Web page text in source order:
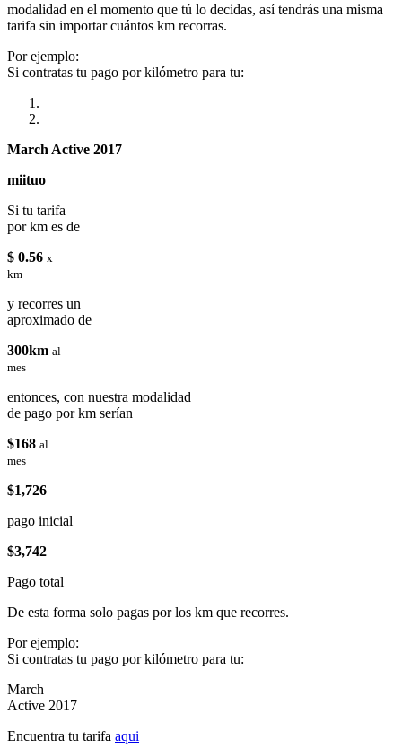
modalidad en el momento que tú lo decidas, así tendrás una misma
tarifa sin importar cuántos km recorras.
Por ejemplo:
Si contratas tu pago por kilómetro para tu:
March Active 2017
miituo
Si tu tarifa
por km es de
$ 0.56 x
km
y recorres un
aproximado de
300km al
mes
entonces, con nuestra modalidad
de pago por km serían
$168 al
mes
$1,726
pago inicial
$3,742
Pago total
De esta forma solo pagas por los km que recorres.
Por ejemplo:
Si contratas tu pago por kilómetro para tu:
March
Active 2017
Encuentra tu tarifa aqui